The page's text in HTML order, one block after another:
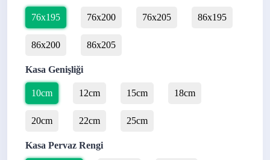
76x195 76x200 76x205 86x195
86x200 86x205
Kasa Genişliği
10cm 12cm 15cm 18cm
20cm 22cm 25cm
Kasa Pervaz Rengi